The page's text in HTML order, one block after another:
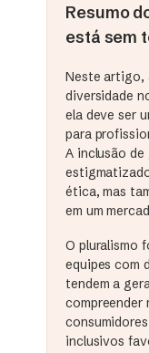
Resumo
está sem
Neste artigo,
diversidade
ela deve ser
para
A inclusão
ética, mas
em um
O pluralismo
equipes com
tendem a
compreender
inclusivos